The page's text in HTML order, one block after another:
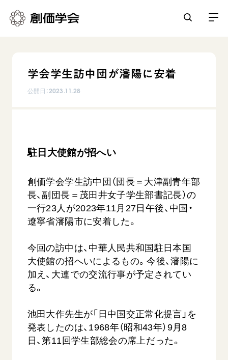
聖典
釈尊～法華経
日蓮大聖人
創価学会の三代会長
第2代会長・戸田城聖先生
第3代会長・池田大作先生
日常の活動
座談会
仏法を語る
主な行事
年間の活動について
「平和の文化」を構築
「人権文化」「ジェンダー平等」を促進
「持続可能な開発目標（SDGs）」の取り組み
人道支援
展示活動
教育本部の活動
図書贈呈
世界の創価学会
各国ウェブサイト
世界の創価学会の歴史
基本情報
創価学会 会憲
創価学会 会則
創価学会 社会憲章
組織・機構
会長・理事長・各部長の紹介
略年表
入会について
関連団体
会員サポート
小説『新・人間革命』『人間革命』要旨
御書検索［新版］
関連リンク
創価学会総本部
墓地公園・納骨堂
聖教ブックストア
soka youth media
ご意見
学会学生訪中団が瀋陽に安着
公開日：2023.11.28
駐日大使館が招へい
創価学会学生訪中団（団長＝大津副青年部
長、副団長＝茂田井女子学生部書記長）の
一行23人が2023年11月27日午後、中国・
遼寧省瀋陽市に安着した。
今回の訪中は、中華人民共和国駐日本国
大使館の招へいによるもの。今後、瀋陽に
加え、大連での交流行事が予定されてい
る。
池田大作先生が「日中国交正常化提言」を
発表したのは、1968年（昭和43年）9月8
日、第11回学生部総会の席上だった。